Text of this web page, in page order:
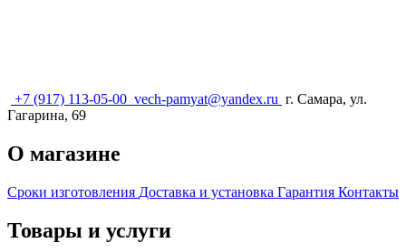
+7 (917) 113-05-00 vech-pamyat@yandex.ru г. Самара, ул.
Гагарина, 69
О магазине
Сроки изготовления Доставка и установка Гарантия Контакты
Товары и услуги